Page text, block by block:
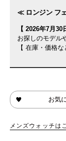
≪ ロンジン フ
【 2026年7月30
お探しのモデル
【 在庫・価格
お気
メンズウォッチは